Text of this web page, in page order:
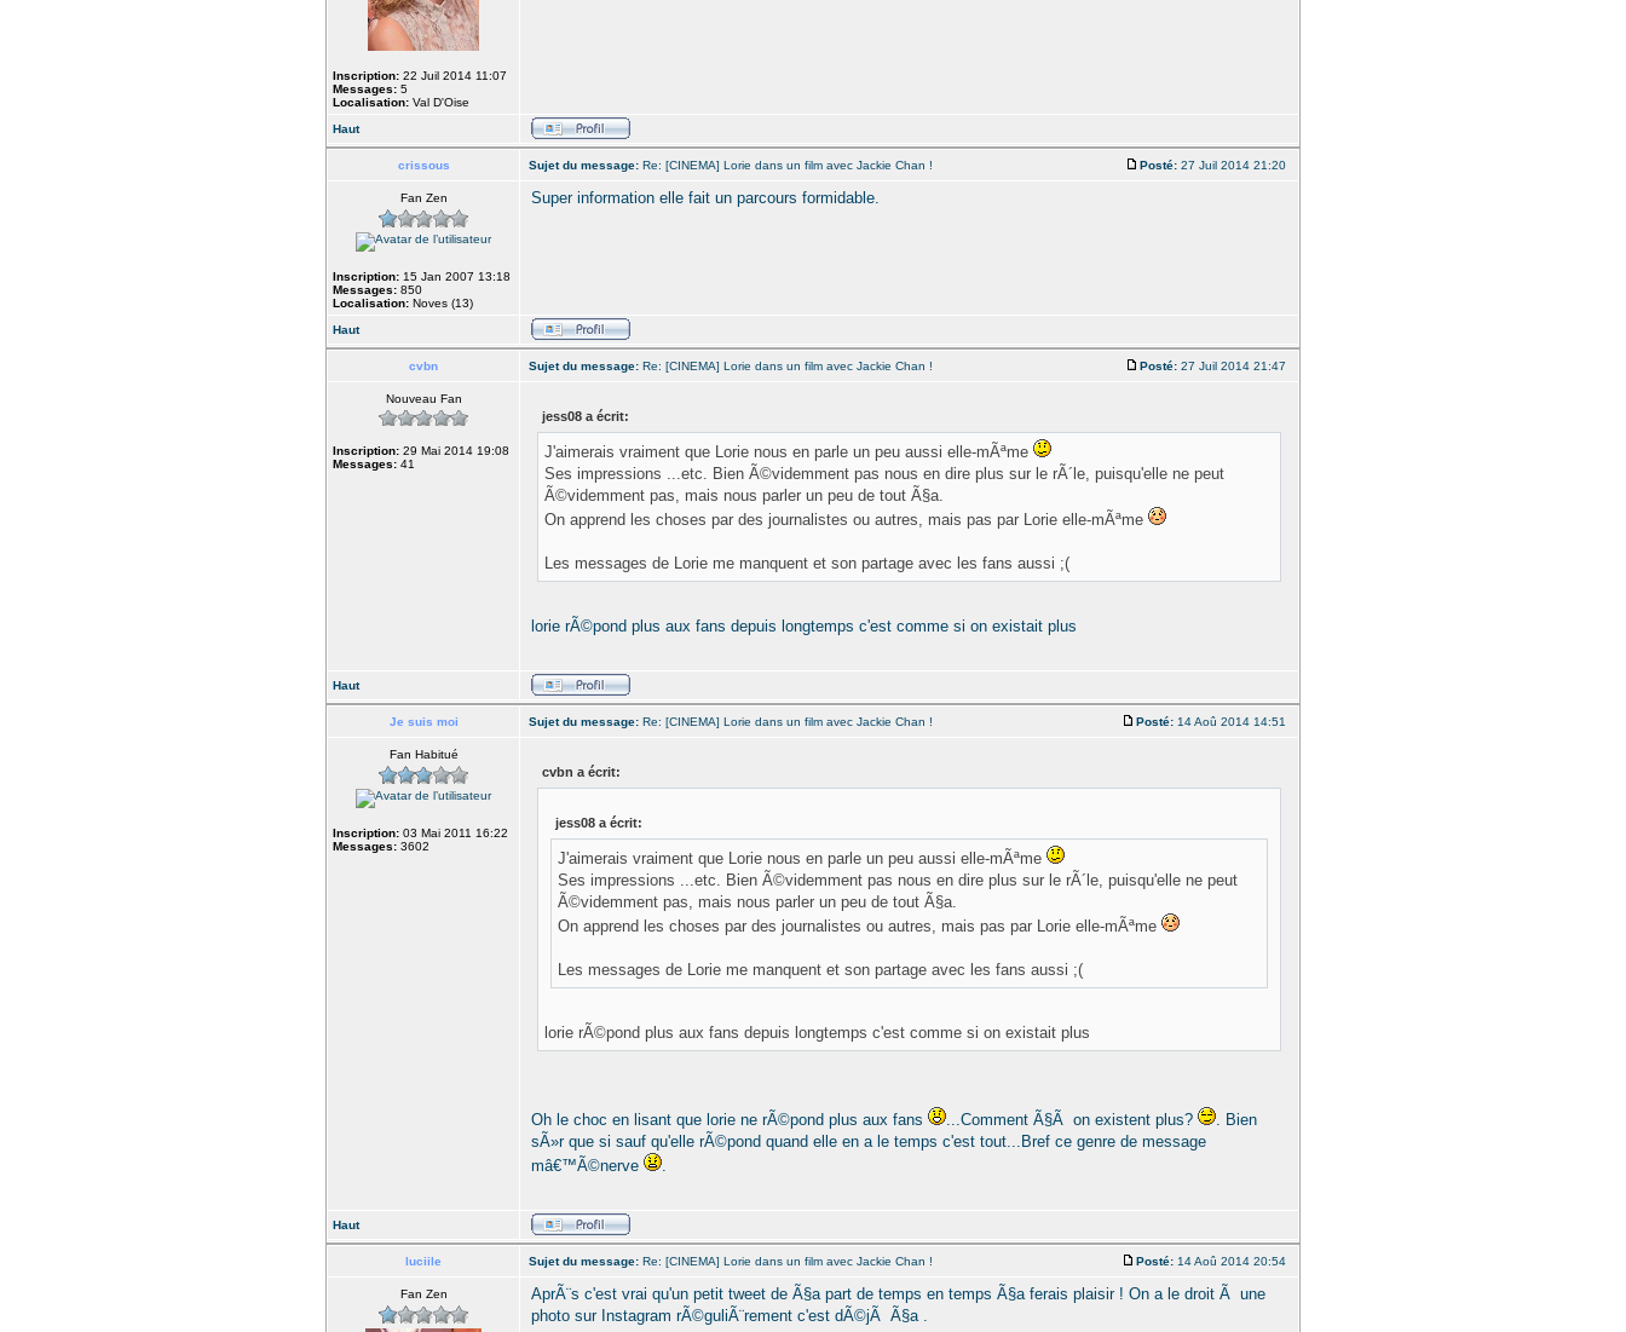
Inscription: 22 Juil 2014 11:07
Messages: 5
Localisation: Val D'Oise
Haut
crissous Sujet du message: Re: [CINEMA] Lorie dans un film avec Jackie Chan ! Posté: 27 Juil 2014 21:20
Fan Zen
Inscription: 15 Jan 2007 13:18
Messages: 850
Localisation: Noves (13)
Super information elle fait un parcours formidable.
Haut
cvbn Sujet du message: Re: [CINEMA] Lorie dans un film avec Jackie Chan ! Posté: 27 Juil 2014 21:47
Nouveau Fan
Inscription: 29 Mai 2014 19:08
Messages: 41
jess08 a écrit:
J'aimerais vraiment que Lorie nous en parle un peu aussi elle-mÃªme
Ses impressions ...etc. Bien Ã©videmment pas nous en dire plus sur le rÃ´le, puisqu'elle ne peut
Ã©videmment pas, mais nous parler un peu de tout Ã§a.
On apprend les choses par des journalistes ou autres, mais pas par Lorie elle-mÃªme
Les messages de Lorie me manquent et son partage avec les fans aussi ;(
lorie rÃ©pond plus aux fans depuis longtemps c'est comme si on existait plus
Haut
Je suis moi Sujet du message: Re: [CINEMA] Lorie dans un film avec Jackie Chan ! Posté: 14 Aoû 2014 14:51
Fan Habitué
Inscription: 03 Mai 2011 16:22
Messages: 3602
cvbn a écrit:
jess08 a écrit:
J'aimerais vraiment que Lorie nous en parle un peu aussi elle-mÃªme
Ses impressions ...etc. Bien Ã©videmment pas nous en dire plus sur le rÃ´le, puisqu'elle ne peut
Ã©videmment pas, mais nous parler un peu de tout Ã§a.
On apprend les choses par des journalistes ou autres, mais pas par Lorie elle-mÃªme
Les messages de Lorie me manquent et son partage avec les fans aussi ;(
lorie rÃ©pond plus aux fans depuis longtemps c'est comme si on existait plus
Oh le choc en lisant que lorie ne rÃ©pond plus aux fans ...Comment Ã§Ã on existent plus?
. Bien
sÃ»r que si sauf qu'elle rÃ©pond quand elle en a le temps c'est tout...Bref ce genre de message
mâ€™Ã©nerve
.
Haut
luciile Sujet du message: Re: [CINEMA] Lorie dans un film avec Jackie Chan ! Posté: 14 Aoû 2014 20:54
Fan Zen
AprÃ¨s c'est vrai qu'un petit tweet de Ã§a part de temps en temps Ã§a ferais plaisir ! On a le droit Ã une
photo sur Instagram rÃ©guliÃ¨rement c'est dÃ©jÃ Ã§a .